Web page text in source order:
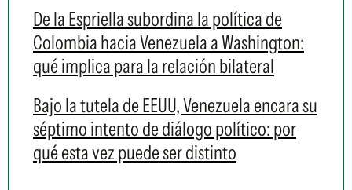
De la Espriella subordina la política de
Colombia hacia Venezuela a Washington:
qué implica para la relación bilateral
Bajo la tutela de EEUU, Venezuela encara su
séptimo intento de diálogo político: por
qué esta vez puede ser distinto